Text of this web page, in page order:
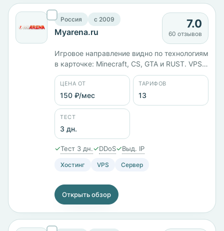
Россия c 2009
Myarena.ru
7.0
60 отзывов
Игровое направление видно по технологиям
в карточке: Minecraft, CS, GTA и RUST. VPS
собраны на Core i9-10900K — 2 ядра и 4 ГБ
памяти стоят 1365 ₽/мес, 6 ядер и 12 ГБ —
4444 ₽/мес. Серверы в России, юрлицо
ООО «РС-Медиа», тестовый период 3 дня.
ЦЕНА ОТ
150 ₽/мес
ТАРИФОВ
13
ТЕСТ
3 дн.
✓Тест 3 дн.✓DDoS✓Выд. IP
Хостинг VPS Сервер
Открыть обзор